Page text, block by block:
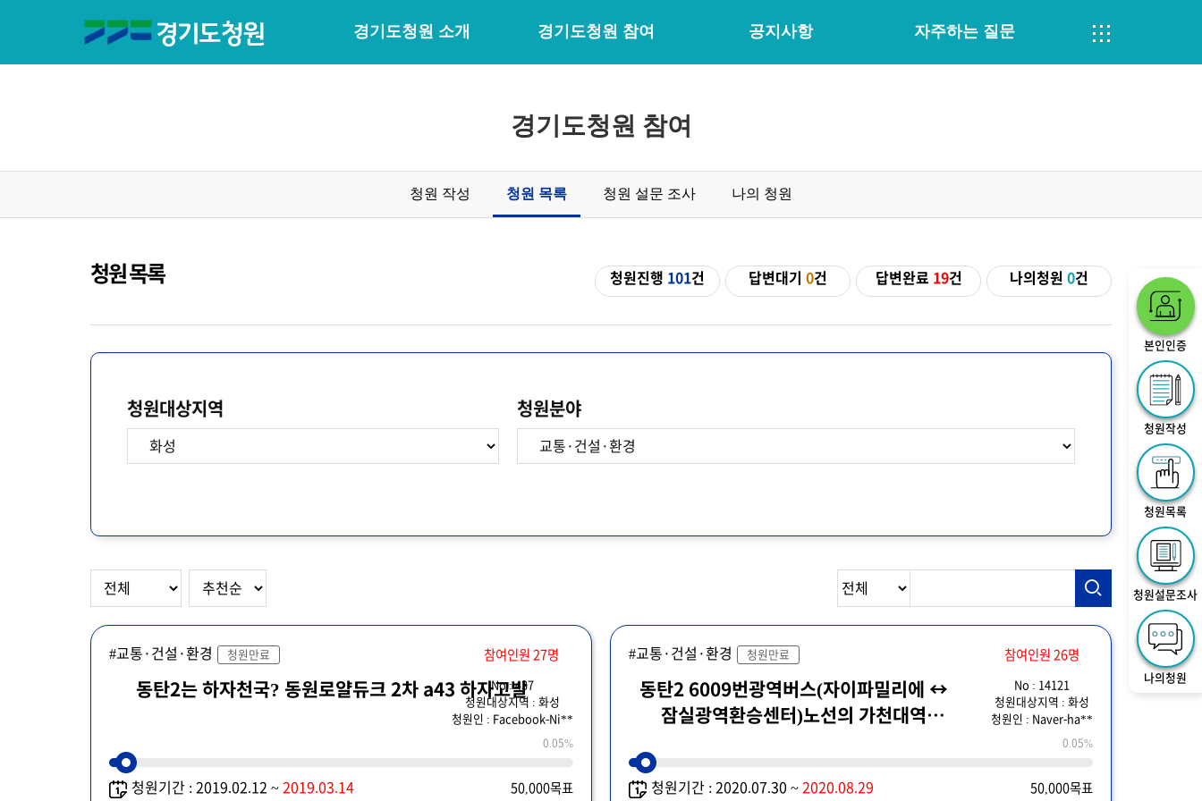
경기도청원 소개 경기도청원 참여 공지사항 자주하는 질문
본인인증
청원작성
청원목록
청원설문조사
나의청원
경기도청원 참여
청원 작성 청원 목록 청원 설문 조사 나의 청원
청원 목록 청원진행 101건 답변대기0건 답변완료 19건 나의청원0건
청원대상지역 청원분야
#교통·건설·환경 청원만료 참여인원 27명
동탄2는 하자천국? 동원로얄듀크 2차 a43 하자고발
No : 437
청원대상지역 : 화성
청원인 : Facebook-Ni**
0.05%
청원기간 : 2019.02.12 ~ 2019.03.14 50,000목표
#교통·건설·환경 청원만료 참여인원 26명
동탄2 6009번광역버스(자이파밀리에 ↔
잠실광역환승센터)노선의 가천대역
No : 14121
청원대상지역 : 화성
청원인 : Naver-ha**
0.05%
청원기간 : 2020.07.30 ~ 2020.08.29 50,000목표